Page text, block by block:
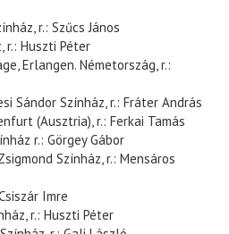
r.: Szűcs János
r.: Huszti Péter
Erlangen. Németország, r.:
Sándor Színház, r.: Fráter András
(Ausztria), r.: Ferkai Tamás
r.: Görgey Gábor
Színház, r.: Mensáros
Imre
r.: Huszti Péter